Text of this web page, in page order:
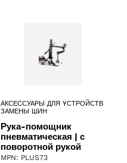
АКСЕССУАРЫ ДЛЯ YСТРОЙСТВ
ЗАМЕНЫ ШИН
Рука-помощник
пневматическая | с
поворотной рукой
MPN: PLUS73